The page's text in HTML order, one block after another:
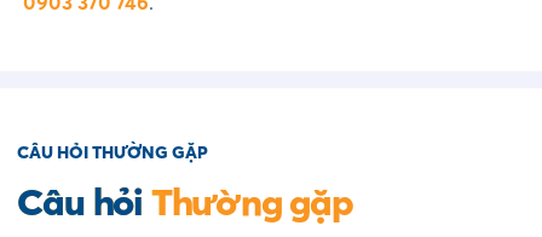
CÂU HỎI THƯỜNG GẶP
Câu hỏiThường gặp